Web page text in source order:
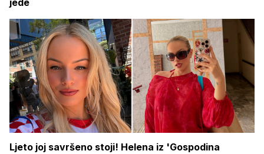
Ljeto joj savršeno stoji! Helena iz 'Gospodina